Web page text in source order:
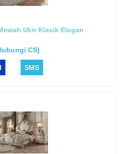
Ukir Klasik Elegan
CS)
SMS